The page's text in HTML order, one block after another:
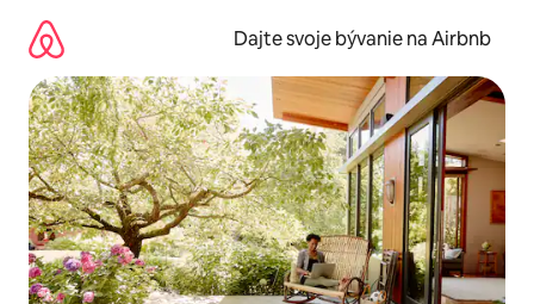
obsah.
Dajte svoje bývanie na Airbnb